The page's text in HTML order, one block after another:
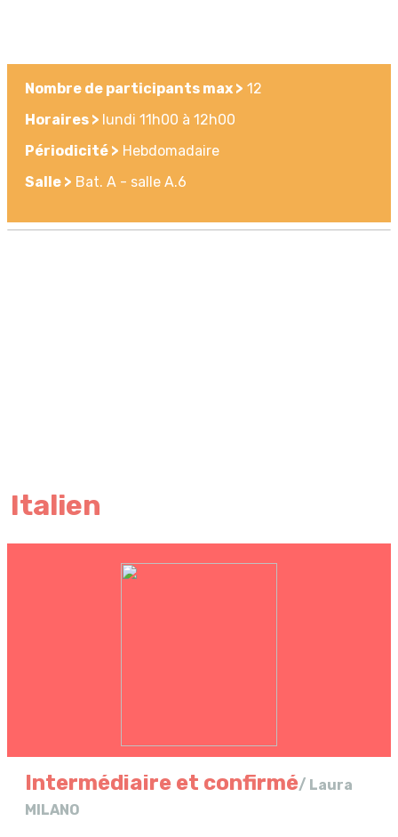
Nombre de participants max > 12
Horaires > lundi 11h00 à 12h00
Périodicité > Hebdomadaire
Salle > Bat. A - salle A.6
Italien
Intermédiaire et confirmé/ Laura
MILANO